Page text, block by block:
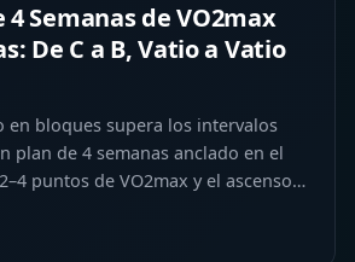
4 Semanas de VO2max
De C a B, Vatio a Vatio
en bloques supera los intervalos
plan de 4 semanas anclado en el
puntos de VO2max y el ascenso